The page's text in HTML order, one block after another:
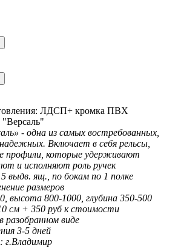
ЛДСП+ кромка ПВХ
- одна из самых востребованных,
Включает в себя рельсы,
профили, которые удерживают
и исполняют роль ручек
выдв. ящ., по бокам по 1 полке
размеров
высота 800-1000, глубина 350-500
см + 350 руб к стоимости
разобранном виде
3-5 дней
г.Владимир